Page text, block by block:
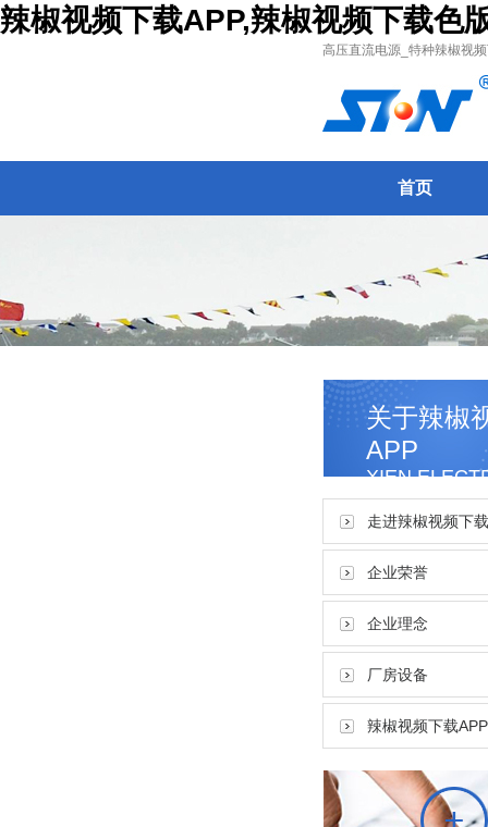
辣椒视频下载APP,辣椒视频下载色
高压直流电源_特种辣椒视频
首页
关于辣椒
APP
XIEN
走进辣椒视频下
企业荣誉
企业理念
厂房设备
辣椒视频下载